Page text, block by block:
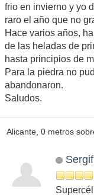
frio en invierno y yo
raro el año que no
Hace varios años,
de las heladas de
hasta principios de
Para la piedra no
abandonaron.
Saludos.
Alicante, 0 metros